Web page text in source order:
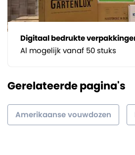
Digitaal bedrukte
Al mogelijk vanaf 50 stuks
Gerelateerde pagina's
Amerikaanse vouwdozen